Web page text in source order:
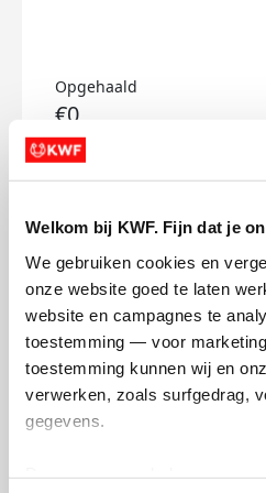
Welkom bij KWF. Fijn dat je
We gebruiken cookies en
onze website goed te laten
website en campagnes te
toestemming — voor
toestemming kunnen wij en
verwerken, zoals surfgedrag,
gegevens.
Opgehaald
€0
Doneer
Djoeke's